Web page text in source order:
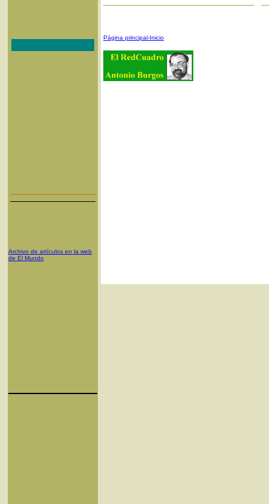
Archivo de artículos en la web
de El Mundo
Página principal-Inicio